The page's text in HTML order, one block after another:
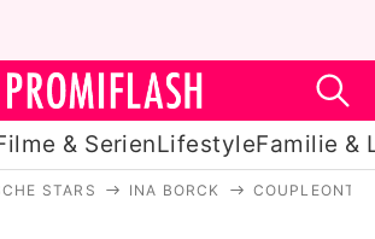
& SerienLifestyleFamilie &
STARS INA BORCK